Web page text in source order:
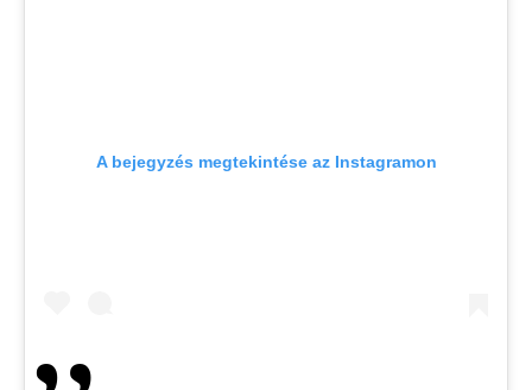
A bejegyzés megtekintése az Instagramon